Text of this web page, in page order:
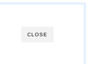
CLOSE